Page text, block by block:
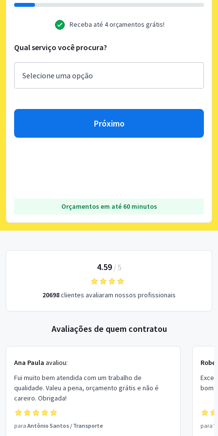
Receba até 4 orçamentos grátis!
Qual serviço você procura?
Próximo
Orçamentos em até 60 minutos
4.59/ 5
20698clientes avaliaram nossos profissionais
Avaliações de quem contratou
Ana Paula avaliou:
Fui muito bem atendida com um trabalho de
qualidade. Valeu a pena, orçamento grátis e não é
careiro. Obrigada!
para Antônio Santos / Transporte
bom
para